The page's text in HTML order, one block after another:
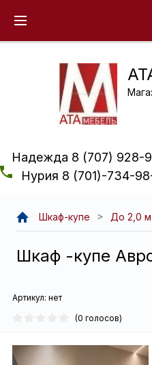
Надежда 8 (707) 928-
Нурия 8 (701)-734-
Шкаф-купе До 2,0 м
Шкаф -купе
Артикул: нет
(0 голосов)